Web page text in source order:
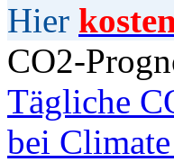
Hier
CO2-
Tägliche
bei